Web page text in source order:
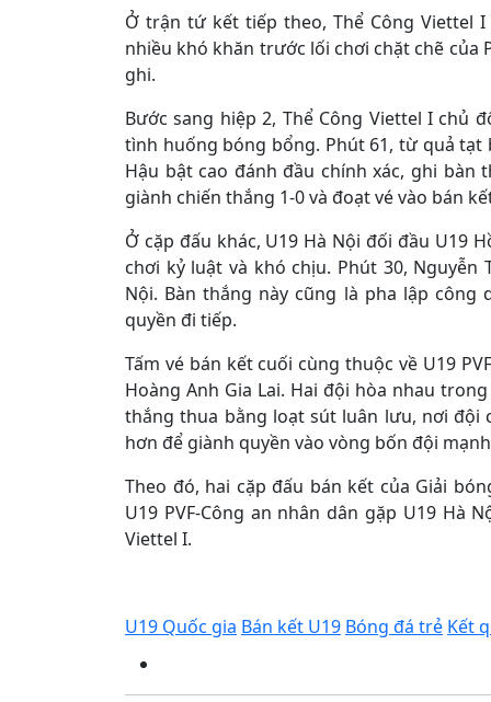
Ở trận tứ kết tiếp theo, Thể Công Viettel
nhiều khó khăn trước lối chơi chặt chẽ của
ghi.
Bước sang hiệp 2, Thể Công Viettel I chủ
tình huống bóng bổng. Phút 61, từ quả
Hậu bật cao đánh đầu chính xác, ghi bàn
giành chiến thắng 1-0 và đoạt vé vào bán
Ở cặp đấu khác, U19 Hà Nội đối đầu U19
chơi kỷ luật và khó chịu. Phút 30,
Nội. Bàn thắng này cũng là pha lập
quyền đi tiếp.
Tấm vé bán kết cuối cùng thuộc về U19
Hoàng Anh Gia Lai. Hai đội hòa nhau
thắng thua bằng loạt sút luân lưu, nơi đội
hơn để giành quyền vào vòng bốn đội
Theo đó, hai cặp đấu bán kết của Giải
U19 PVF-Công an nhân dân gặp U19 Hà
Viettel I.
U19 Quốc gia Bán kết U19 Bóng đá trẻ Kết